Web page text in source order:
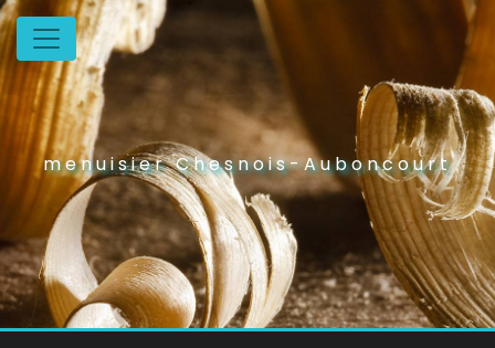
Panneau de gestion des cookies
menuisier Chesnois-Auboncourt